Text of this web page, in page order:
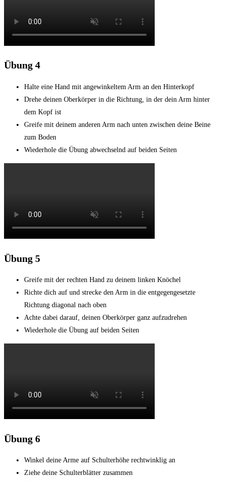
Übung 4
Halte eine Hand mit angewinkeltem Arm an den Hinterkopf
Drehe deinen Oberkörper in die Richtung, in der dein Arm hinter
dem Kopf ist
Greife mit deinem anderen Arm nach unten zwischen deine Beine
zum Boden
Wiederhole die Übung abwechselnd auf beiden Seiten
Übung 5
Greife mit der rechten Hand zu deinem linken Knöchel
Richte dich auf und strecke den Arm in die entgegengesetzte
Richtung diagonal nach oben
Achte dabei darauf, deinen Oberkörper ganz aufzudrehen
Wiederhole die Übung auf beiden Seiten
Übung 6
Winkel deine Arme auf Schulterhöhe rechtwinklig an
Ziehe deine Schulterblätter zusammen